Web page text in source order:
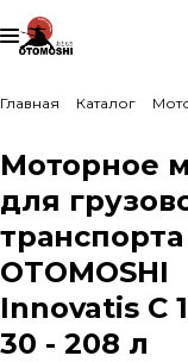
Главная Каталог
Моторное
для
транспорта
OTOMOSHI
Innovatis C
30 - 208 л